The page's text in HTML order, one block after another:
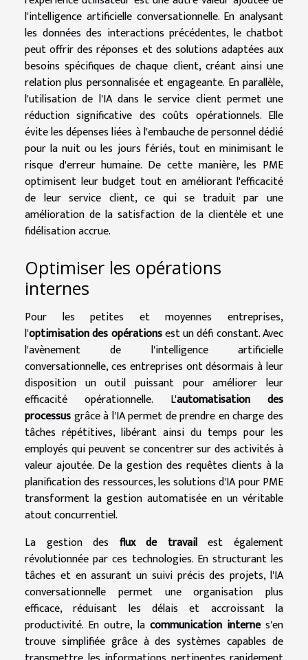
l'intelligence artificielle conversationnelle. En analysant
les données des interactions précédentes, le chatbot
peut offrir des réponses et des solutions adaptées aux
besoins spécifiques de chaque client, créant ainsi une
relation plus personnalisée et engageante. En parallèle,
l'utilisation de l'IA dans le service client permet une
réduction significative des coûts opérationnels. Elle
évite les dépenses liées à l'embauche de personnel dédié
pour la nuit ou les jours fériés, tout en minimisant le
risque d'erreur humaine. De cette manière, les PME
optimisent leur budget tout en améliorant l'efficacité
de leur service client, ce qui se traduit par une
amélioration de la satisfaction de la clientèle et une
fidélisation accrue.
Optimiser les opérations
internes
Pour les petites et moyennes entreprises,
l'optimisation des opérationsest un défi constant. Avec
l'avènement de l'intelligence artificielle
conversationnelle, ces entreprises ont désormais à leur
disposition un outil puissant pour améliorer leur
efficacité opérationnelle. L'automatisation des
processusgrâce à l'IA permet de prendre en charge des
tâches répétitives, libérant ainsi du temps pour les
employés qui peuvent se concentrer sur des activités à
valeur ajoutée. De la gestion des requêtes clients à la
planification des ressources, les solutions d'IA pour PME
transforment la gestion automatisée en un véritable
atout concurrentiel.
La gestion des flux de travailest également
révolutionnée par ces technologies. En structurant les
tâches et en assurant un suivi précis des projets, l'IA
conversationnelle permet une organisation plus
efficace, réduisant les délais et accroissant la
productivité. En outre, la communication internes'en
trouve simplifiée grâce à des systèmes capables de